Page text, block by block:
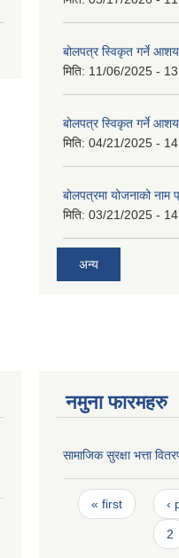
बोलपत्र स्विकृत गर्ने
मिति: 11/06/2025 -
बोलपत्र स्विकृत गर्ने
मिति: 04/21/2025 -
बोलपत्रमा योजनाको नाम
मिति: 03/21/2025 -
अन्य
नमुना फारमहरु
सामाजिक सुरक्षा भत्ता
Pages
« first ‹
2